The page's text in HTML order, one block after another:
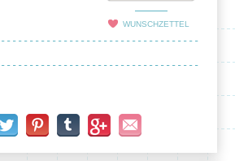
WUNSCHZETTEL